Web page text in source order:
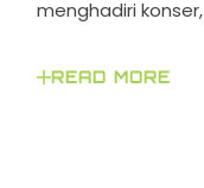
menghadiri konser,
READ MORE